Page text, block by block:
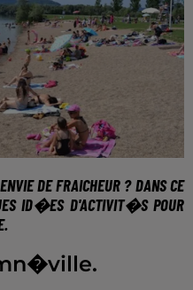
DE FRAICHEUR ? DANS CE
ID�ES D'ACTIVIT�S POUR